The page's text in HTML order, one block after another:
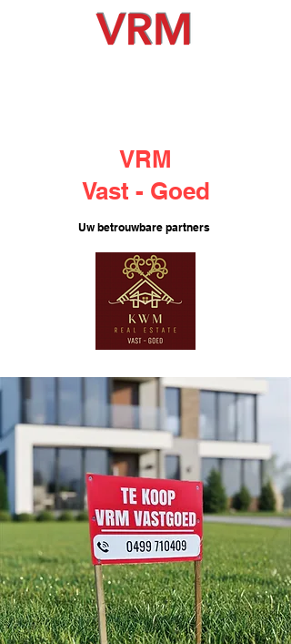
VRM
Vast - Goed
Uw betrouwbare partners